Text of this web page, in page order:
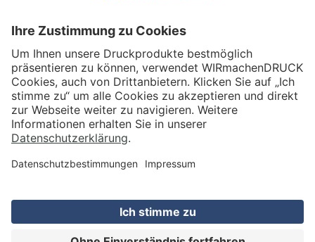
VERSAND
WIRmachenDRUCK GmbH
Illerstraße 15
71522 Backnang